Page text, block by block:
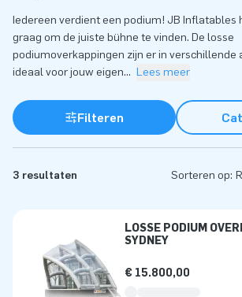
Iedereen verdient een podium! JB Inflatables
graag om de juiste bühne te vinden. De losse
podiumoverkappingen zijn er in verschillende
ideaal voor jouw eigen... Lees meer
Filteren
3 resultaten Sorteren op:
LOSSE PODIUM
SYDNEY
€ 15.800,00